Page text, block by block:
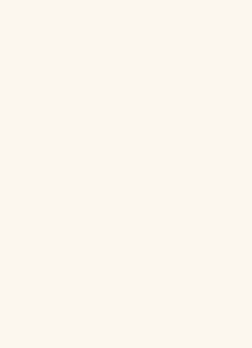
Julio R. Eiroa und sein
gemeinsam das
einer Aufgabe - jeden
Hang zur Perfektion wird